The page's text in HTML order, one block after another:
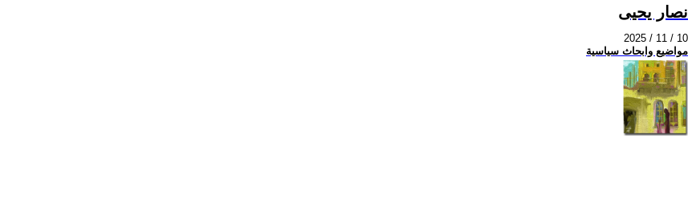
نصار يحيى
2025 / 11 / 10
مواضيع وابحاث سياسية